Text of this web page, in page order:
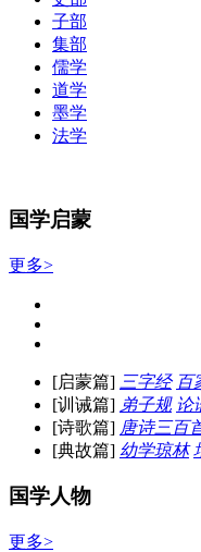
子部
集部
儒学
道学
墨学
法学
国学启蒙
更多>
[启蒙篇] 三字经 百
[训诫篇] 弟子规 论
[诗歌篇] 唐诗三百
[典故篇] 幼学琼林
国学人物
更多>